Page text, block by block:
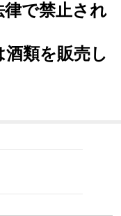
律で禁止され
類を販売し